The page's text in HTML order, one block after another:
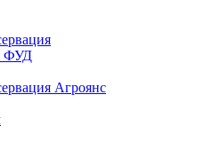
Агроянс